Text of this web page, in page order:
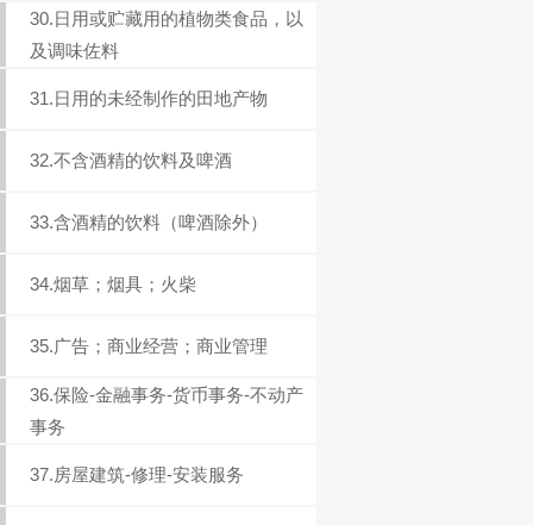
30.日用或贮藏用的植物类食品，以
及调味佐料
31.日用的未经制作的田地产物
32.不含酒精的饮料及啤酒
33.含酒精的饮料（啤酒除外）
34.烟草；烟具；火柴
35.广告；商业经营；商业管理
36.保险-金融事务-货币事务-不动产
事务
37.房屋建筑-修理-安装服务